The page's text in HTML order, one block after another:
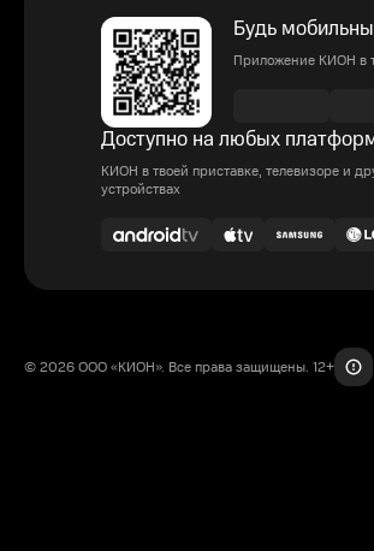
Будь
Приложение КИОН в
Доступно на любых
КИОН в твоей приставке, телевизоре и
устройствах
© 2026 ООО «КИОН». Все права защищены. 12+